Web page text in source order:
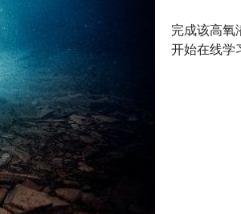
完成该高氧
开始在线学